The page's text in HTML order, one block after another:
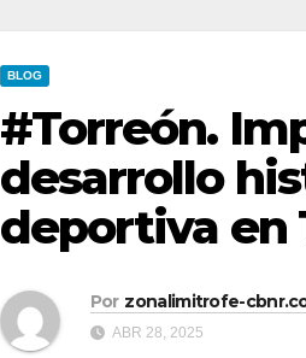
BLOG
#Torreón.
desarrollo
deportiva en
Por zonalimitrofe-
ABR 28, 2025